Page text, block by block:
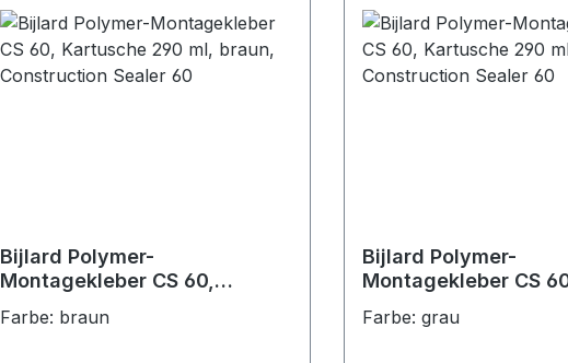
Bijlard Polymer-
Montagekleber CS 60,
Construction Sealer 60
Farbe: braun
Bijlard Polymer-
Montagekleber CS
Construction Sealer
Farbe: grau